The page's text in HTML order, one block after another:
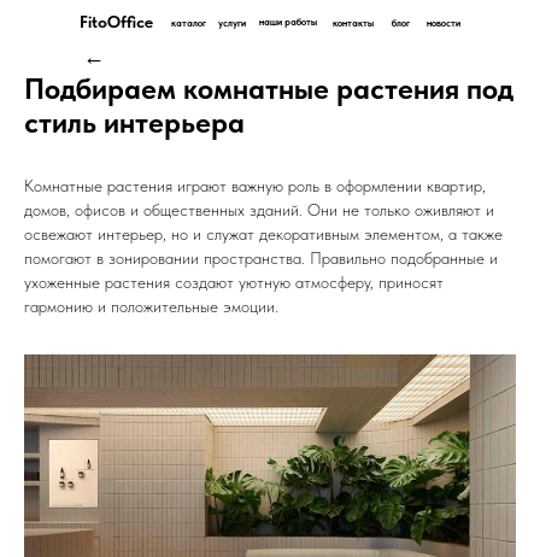
FitoOffice наши работы
услуги
каталог новости
блог
контакты
←
Подбираем комнатные растения под
стиль интерьера
Комнатные растения играют важную роль в оформлении квартир,
домов, офисов и общественных зданий. Они не только оживляют и
освежают интерьер, но и служат декоративным элементом, а также
помогают в зонировании пространства. Правильно подобранные и
ухоженные растения создают уютную атмосферу, приносят
гармонию и положительные эмоции.